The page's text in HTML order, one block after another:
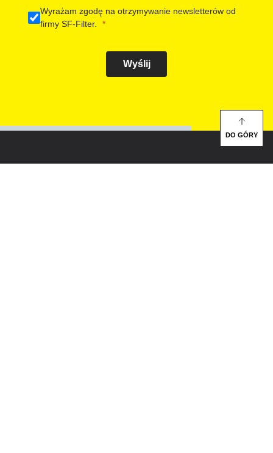
Wyrażam zgodę na otrzymywanie newsletterów od
firmy SF-Filter.
Wyślij
DO GÓRY